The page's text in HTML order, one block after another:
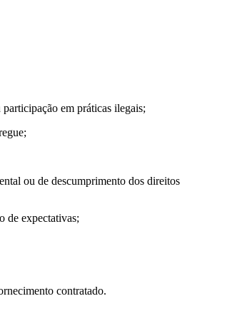
em práticas ilegais;
ou de descumprimento dos direitos
de expectativas;
contratado.